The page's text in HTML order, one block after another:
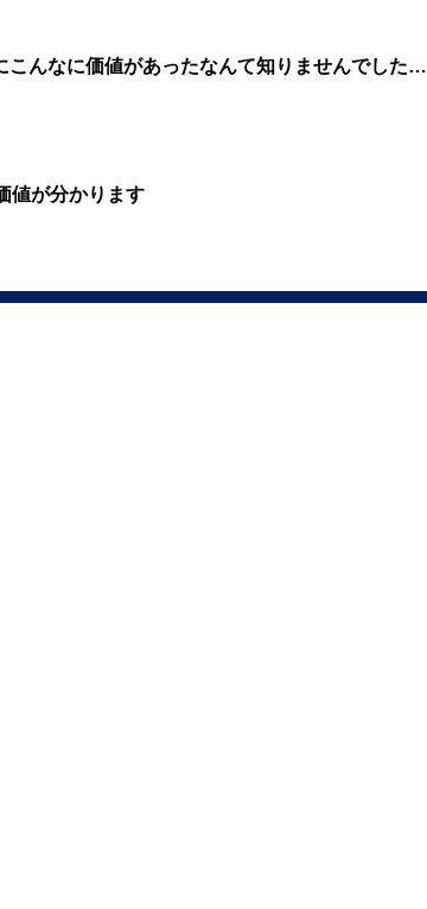
こんなに価値があったなんて知りませんでした…
値が分かります